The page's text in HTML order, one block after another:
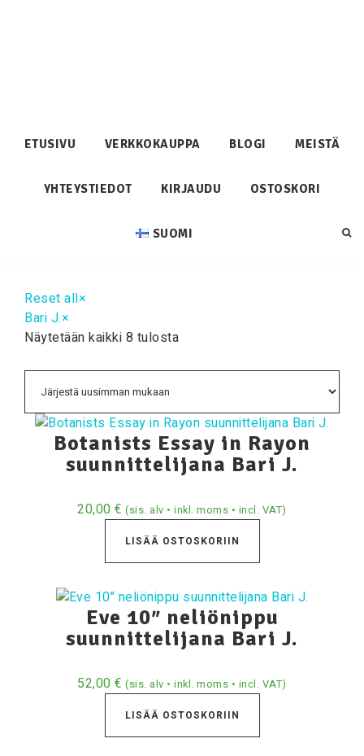
ETUSIVU VERKKOKAUPPA BLOGI MEISTÄ
YHTEYSTIEDOT KIRJAUDU OSTOSKORI
SUOMI
Reset all×
Bari J.×
Näytetään kaikki 8 tulosta
Botanists Essay in Rayon
suunnittelijana Bari J.
20,00€ (sis. alv • inkl. moms • incl. VAT)
LISÄÄ OSTOSKORIIN
Eve 10″ neliönippu
suunnittelijana Bari J.
52,00€ (sis. alv • inkl. moms • incl. VAT)
LISÄÄ OSTOSKORIIN